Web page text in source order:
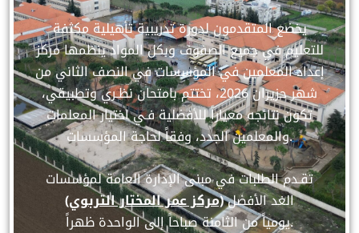
يخضع المتقدمون لدورة تدريبية تأهيلية مكثفة
للتعليم في جميع الصفوف وبكل المواد ينظمها مركز
إعداد المعلمين في المؤسسات في النصف الثاني من
شهر حزيران 2026، تختتم بامتحان نظـري وتطبيقي،
تكون نتائجه معياراً للأفضلية فـي اختيار المعلمات
والمعلمين الجدد، وفقاً لحاجة المؤسسات.
تقـدم الطلبات في مبنى الإدارة العامة لمؤسسات
الغد الأفضل(مركز عمر المختار التربوي)
يومياً من الثامنة صباحاً إلى الواحدة ظهراً.